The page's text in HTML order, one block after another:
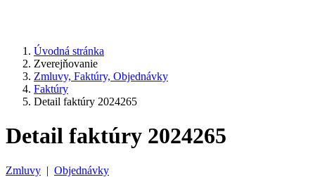
Úvodná stránka
Zverejňovanie
Zmluvy, Faktúry, Objednávky
Faktúry
Detail faktúry 2024265
Detail faktúry 2024265
Zmluvy | Objednávky